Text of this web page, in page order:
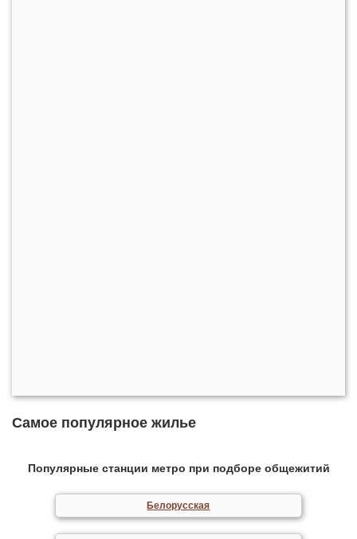
Самое популярное жилье
Популярные станции метро при подборе общежитий
Белорусская